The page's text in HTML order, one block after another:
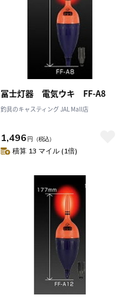
冨士灯器 電気ウキ FF-A8
釣具のキャスティング JAL Mall店
1,496 円 （税込）
積算 13 マイル (1倍)